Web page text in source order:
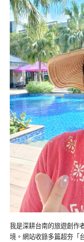
我是深耕台南的旅遊創作
境。網站收錄多篇超夯「